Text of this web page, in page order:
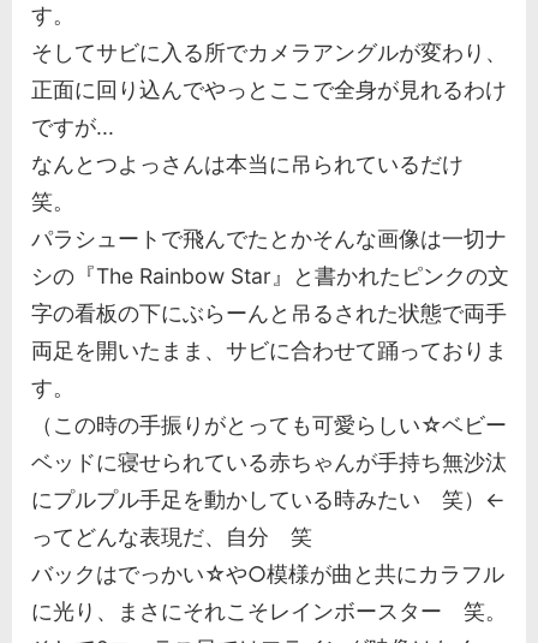
す。
そしてサビに入る所でカメラアングルが変わり、
正面に回り込んでやっとここで全身が見れるわけ
ですが...
なんとつよっさんは本当に吊られているだけ
笑。
パラシュートで飛んでたとかそんな画像は一切ナ
シの『The Rainbow Star』と書かれたピンクの文
字の看板の下にぶらーんと吊るされた状態で両手
両足を開いたまま、サビに合わせて踊っておりま
す。
（この時の手振りがとっても可愛らしい☆ベビー
ベッドに寝せられている赤ちゃんが手持ち無沙汰
にプルプル手足を動かしている時みたい 笑）←
ってどんな表現だ、自分 笑
バックはでっかい☆や○模様が曲と共にカラフル
に光り、まさにそれこそレインボースター 笑。